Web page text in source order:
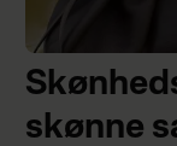
skønne